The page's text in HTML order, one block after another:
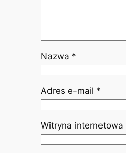
Nazwa *
Adres e-mail *
Witryna internetowa